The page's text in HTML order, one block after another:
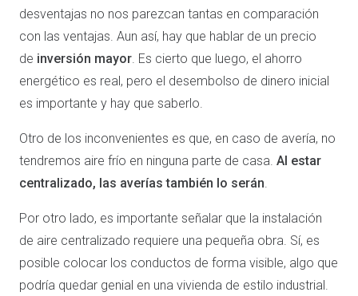
desventajas no nos parezcan tantas en comparación
con las ventajas. Aun así, hay que hablar de un precio
de inversión mayor . Es cierto que luego, el ahorro
energético es real, pero el desembolso de dinero inicial
es importante y hay que saberlo.
Otro de los inconvenientes es que, en caso de avería, no
tendremos aire frío en ninguna parte de casa. Al estar
centralizado, las averías también lo serán
Por otro lado, es importante señalar que la instalación
de aire centralizado requiere una pequeña obra. Sí, es
posible colocar los conductos de forma visible, algo que
podría quedar genial en una vivienda de estilo industrial.